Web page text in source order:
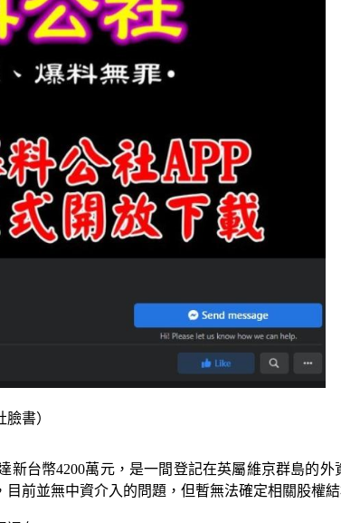
書）
台幣4200萬元，是一間登記在英屬維京群島的
前並無中資介入的問題，但暫無法確定相關股權